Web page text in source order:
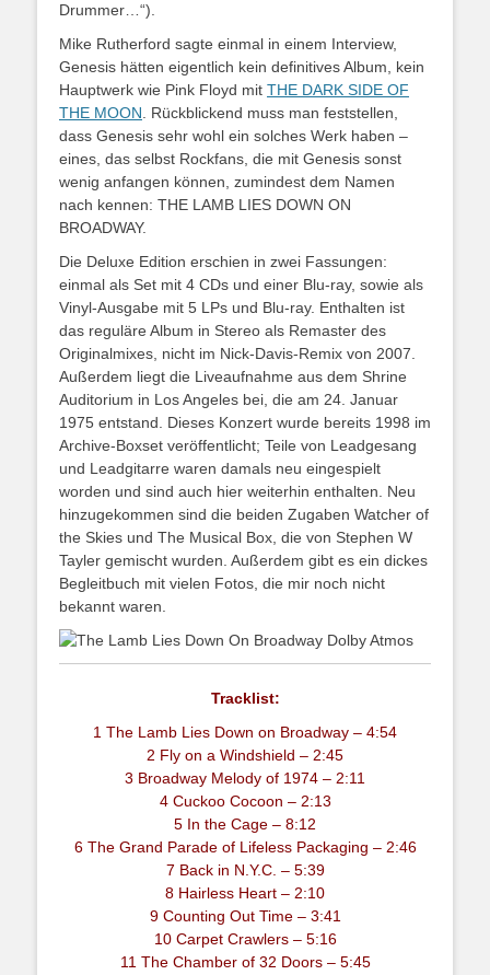
Drummer…“).
Mike Rutherford sagte einmal in einem Interview,
Genesis hätten eigentlich kein definitives Album, kein
Hauptwerk wie Pink Floyd mit THE DARK SIDE OF
THE MOON . Rückblickend muss man feststellen,
dass Genesis sehr wohl ein solches Werk haben –
eines, das selbst Rockfans, die mit Genesis sonst
wenig anfangen können, zumindest dem Namen
nach kennen: THE LAMB LIES DOWN ON
BROADWAY.
Die Deluxe Edition erschien in zwei Fassungen:
einmal als Set mit 4 CDs und einer Blu-ray, sowie als
Vinyl-Ausgabe mit 5 LPs und Blu-ray. Enthalten ist
das reguläre Album in Stereo als Remaster des
Originalmixes, nicht im Nick-Davis-Remix von 2007.
Außerdem liegt die Liveaufnahme aus dem Shrine
Auditorium in Los Angeles bei, die am 24. Januar
1975 entstand. Dieses Konzert wurde bereits 1998 im
Archive-Boxset veröffentlicht; Teile von Leadgesang
und Leadgitarre waren damals neu eingespielt
worden und sind auch hier weiterhin enthalten. Neu
hinzugekommen sind die beiden Zugaben Watcher of
the Skies und The Musical Box, die von Stephen W
Tayler gemischt wurden. Außerdem gibt es ein dickes
Begleitbuch mit vielen Fotos, die mir noch nicht
bekannt waren.
Tracklist:
1 The Lamb Lies Down on Broadway – 4:54
2 Fly on a Windshield – 2:45
3 Broadway Melody of 1974 – 2:11
4 Cuckoo Cocoon – 2:13
5 In the Cage – 8:12
6 The Grand Parade of Lifeless Packaging – 2:46
7 Back in N.Y.C. – 5:39
8 Hairless Heart – 2:10
9 Counting Out Time – 3:41
10 Carpet Crawlers – 5:16
11 The Chamber of 32 Doors – 5:45